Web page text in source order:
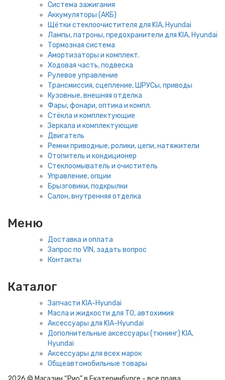
Система зажигания
Аккумуляторы (АКБ)
Щётки стеклоочистителя для KIA, Hyundai
Лампы, патроны, предохранители для KIA, Hyundai
Тормозная система
Амортизаторы и комплект.
Ходовая часть, подвеска
Рулевое управление
Трансмиссия, сцепление, ШРУСы, приводы
Кузовные, внешняя отделка
Фары, фонари, оптика и компл.
Стёкла и комплектующие
Зеркала и комплектующие
Двигатель
Ремни приводные, ролики, цепи, натяжители
Отопитель и кондиционер
Стеклоомыватель и очиститель
Управление, опции
Брызговики, подкрылки
Салон, внутренняя отделка
Меню
Доставка и оплата
Запрос по VIN, задать вопрос
Контакты
Каталог
Запчасти KIA-Hyundai
Масла и жидкости для ТО, автохимия
Аксессуары для KIA-Hyundai
Дополнительные аксессуары (тюнинг) KIA,
Hyundai
Аксессуары для всех марок
Общеавтомобильные товары